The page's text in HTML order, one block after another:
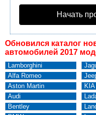
Начать
Обновился каталог
автомобилей 2017
Lamborghini
Alfa Romeo
Aston Martin
Audi
Bentley
KIA